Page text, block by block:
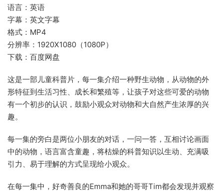
语言：英语
字幕：英文字幕
格式：MP4
分辨率：1920X1080（1080P）
下载：百度网盘
这是一部儿童科普片，每一集介绍一种野生动物，从动物的外
形特征到生活习性、成长和繁殖等，让孩子对这些可爱的动物
有一个初步的认识，鼓励小观众对动物和大自然产生浓厚的兴
趣。
每一集的旁白是两位小朋友的对话，一问一答，互相讨论画面
中的动物，语言富含童趣，将枯燥的科普知识以生动、充满吸
引力、易于理解的方式呈现给小观众。
在每一集中，好奇善良的Emma和她的哥哥Tim都会发现并观察